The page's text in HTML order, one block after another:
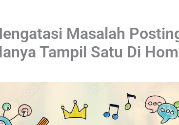
Masalah
Tampil Satu Di